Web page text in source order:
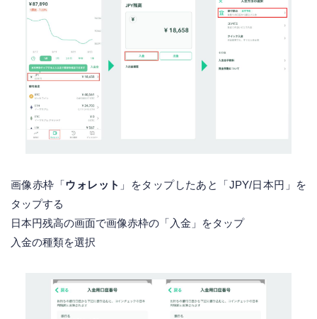
画像赤枠「ウォレット 」をタップしたあと「JPY/日本円」を
タップする
日本円残高の画面で画像赤枠の「入金」をタップ
入金の種類を選択